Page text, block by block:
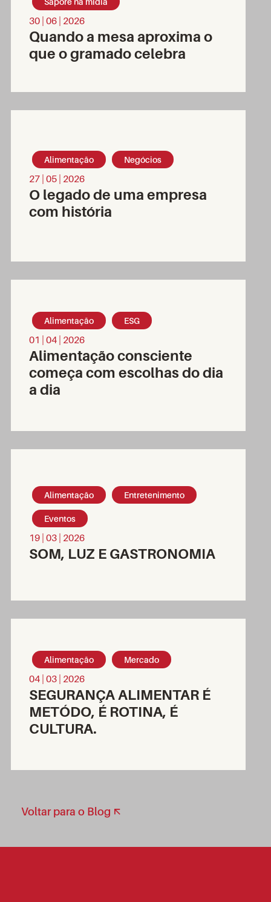
30 | 06 | 2026
Quando a mesa aproxima o
que o gramado celebra
Alimentação Negócios
27 | 05 | 2026
O legado de uma empresa
com história
Alimentação ESG
01 | 04 | 2026
Alimentação consciente
começa com escolhas do dia
a dia
Alimentação Entretenimento
Eventos
19 | 03 | 2026
SOM, LUZ E GASTRONOMIA
Alimentação Mercado
04 | 03 | 2026
SEGURANÇA ALIMENTAR É
METÓDO, É ROTINA, É
CULTURA.
Voltar para o Blog